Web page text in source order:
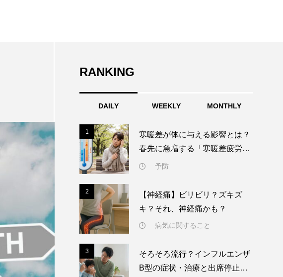
RANKING
DAILY WEEKLY MONTHLY
1
寒暖差が体に与える影響とは？
春先に急増する「寒暖差疲労」
と今すぐできる対策
予防
2
【神経痛】ビリビリ？ズキズ
キ？それ、神経痛かも？
病気に関すること
3
そろそろ流行？インフルエンザ
B型の症状・治療と出席停止期